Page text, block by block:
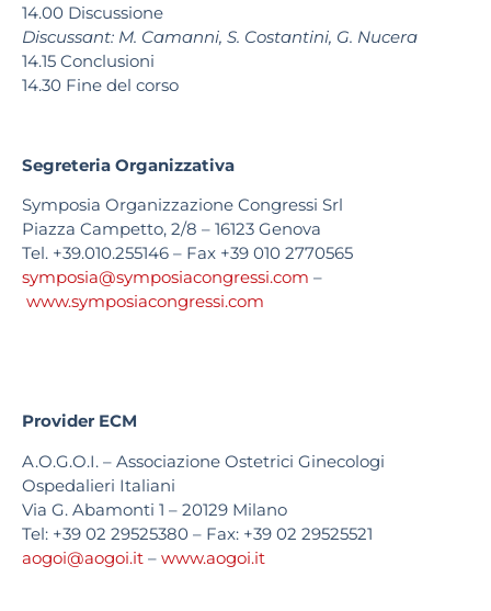
14.00 Discussione
Discussant: M. Camanni, S. Costantini, G. Nucera
14.15 Conclusioni
14.30 Fine del corso
Segreteria Organizzativa
Symposia Organizzazione Congressi Srl
Piazza Campetto, 2/8 – 16123 Genova
Tel. +39.010.255146 – Fax +39 010 2770565
symposia@symposiacongressi.com –
www.symposiacongressi.com
Provider ECM
A.O.G.O.I. – Associazione Ostetrici Ginecologi
Ospedalieri Italiani
Via G. Abamonti 1 – 20129 Milano
Tel: +39 02 29525380 – Fax: +39 02 29525521
aogoi@aogoi.it – www.aogoi.it